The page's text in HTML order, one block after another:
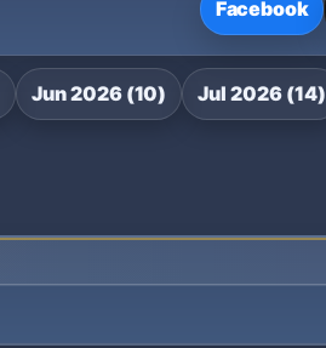
Facebook
Jun 2026 (10) Jul 2026 (14)